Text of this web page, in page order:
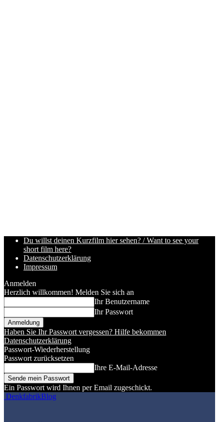
Du willst deinen Kurzfilm hier sehen? / Want to see your
short film here?
Datenschutzerklärung
Impressum
Anmelden
Herzlich willkommen! Melden Sie sich an
Ihr Benutzername
Ihr Passwort
Haben Sie Ihr Passwort vergessen? Hilfe bekommen
Datenschutzerklärung
Passwort-Wiederherstellung
Passwort zurücksetzen
Ihre E-Mail-Adresse
Ein Passwort wird Ihnen per Email zugeschickt.
DenkfabrikBlog